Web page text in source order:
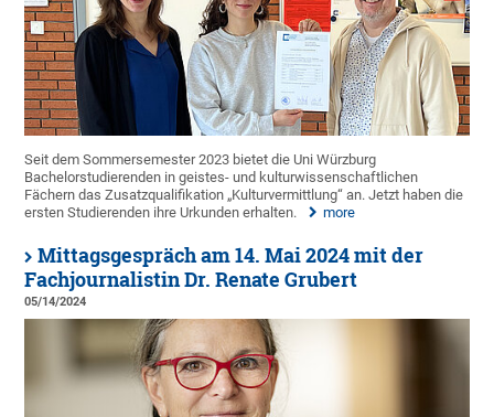
Seit dem Sommersemester 2023 bietet die Uni Würzburg
Bachelorstudierenden in geistes- und kulturwissenschaftlichen
Fächern das Zusatzqualifikation „Kulturvermittlung“ an. Jetzt haben die
ersten Studierenden ihre Urkunden erhalten.
more
Mittagsgespräch am 14. Mai 2024 mit der
Fachjournalistin Dr. Renate Grubert
05/14/2024